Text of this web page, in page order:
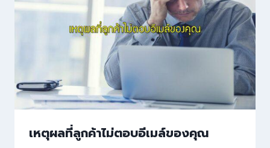
เหตุผลที่ลูกค้าไม่ตอบอีเมล์ของคุณ